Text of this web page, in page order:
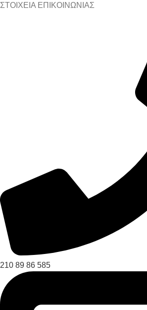
ΣΤΟΙΧΕΙΑ ΕΠΙΚΟΙΝΩΝΙΑΣ
210 89 86 585